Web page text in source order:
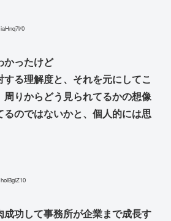
0
かったけど
る理解度と、それを元にしてこ
りからどう見られてるかの想像
るのではないかと、個人的には思
成功して事務所が企業まで成長す